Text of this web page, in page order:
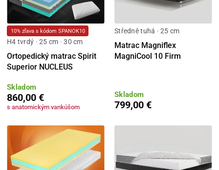
10% zľava s kódom SPANOK10
H4 tvrdý · 25 cm · 30 cm
Ortopedický matrac Spirit
Superior NUCLEUS
Skladom
860,00 €
s anatomickým vankúšom
Středně tuhá · 25 cm
Matrac Magniflex
MagniCool 10 Firm
Skladom
799,00 €